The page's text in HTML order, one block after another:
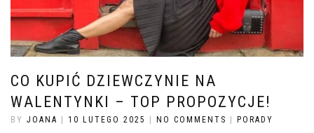
CO KUPIĆ DZIEWCZYNIE NA
WALENTYNKI – TOP PROPOZYCJE!
BY JOANA 10 LUTEGO 2025 NO COMMENTS PORADY